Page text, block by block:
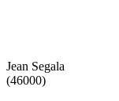
Jean Segala
(46000)